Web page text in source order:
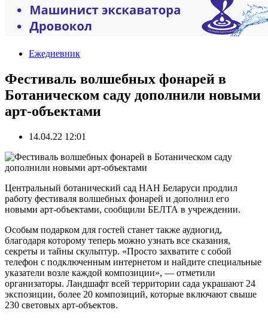
Ежедневник
Фестиваль волшебных фонарей в
Ботаническом саду дополнили новыми
арт-объектами
14.04.22 12:01
Центральный ботанический сад НАН Беларуси продлил
работу фестиваля волшебных фонарей и дополнил его
новыми арт-объектами, сообщили БЕЛТА в учреждении.
Особым подарком для гостей станет также аудиогид,
благодаря которому теперь можно узнать все сказания,
секреты и тайны скульптур. «Просто захватите с собой
телефон с подключенным интернетом и найдите специальные
указатели возле каждой композиции», — отметили
организаторы. Ландшафт всей территории сада украшают 24
экспозиции, более 20 композиций, которые включают свыше
230 световых арт-объектов.